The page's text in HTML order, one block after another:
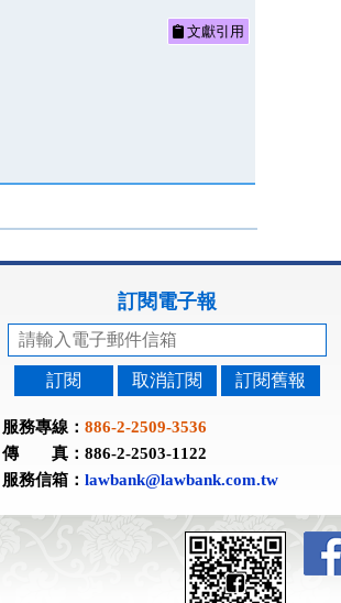
文獻引用
訂閱電子報
訂閱 取消訂閱 訂閱舊報
服務專線： 886-2-2509-3536
傳 真：886-2-2503-1122
服務信箱： lawbank@lawbank.com.tw